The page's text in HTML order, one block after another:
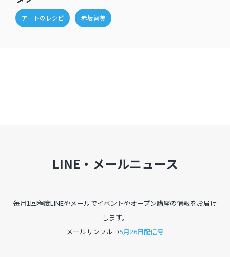
アートのレシピ 赤坂智美
LINE・メールニュース
毎月1回程度LINEやメールでイベントやオープン講座の情報をお届け
します。
メールサンプル→5月26日配信号